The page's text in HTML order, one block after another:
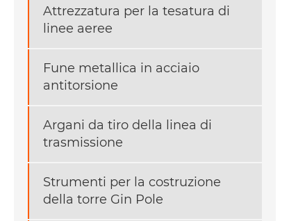
Attrezzatura per la tesatura di
linee aeree
Fune metallica in acciaio
antitorsione
Argani da tiro della linea di
trasmissione
Strumenti per la costruzione
della torre Gin Pole